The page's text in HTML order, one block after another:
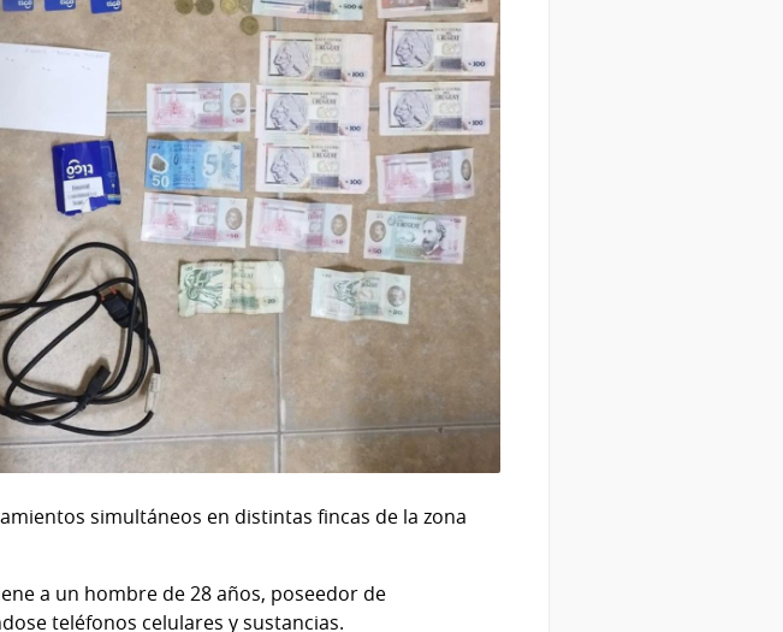
simultáneos en distintas fincas de la zona
a un hombre de 28 años, poseedor de
teléfonos celulares y sustancias.